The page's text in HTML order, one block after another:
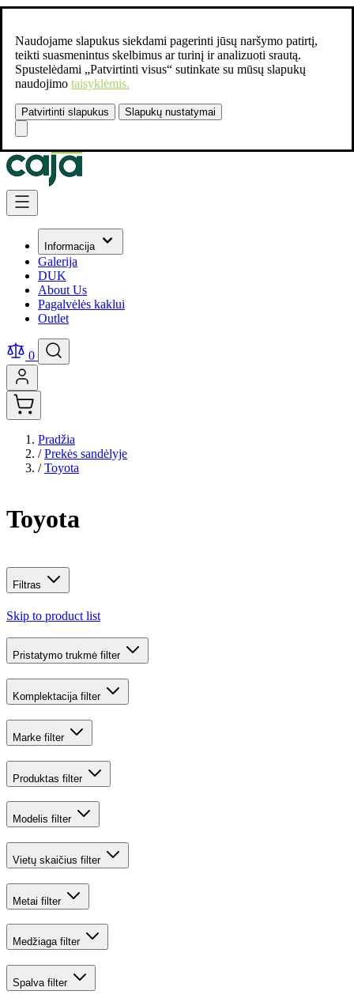
Naudojame slapukus siekdami pagerinti jūsų naršymo patirtį,
teikti suasmenintus skelbimus ar turinį ir analizuoti srautą.
Spustelėdami „Patvirtinti visus“ sutinkate su mūsų slapukų
naudojimo taisyklėmis.
Patvirtinti slapukus Slapukų nustatymai
Susisiekite:
Skip to Content
Informacija
Galerija
DUK
About Us
Pagalvėlės kaklui
Outlet
0
Pradžia
/ Prekės sandėlyje
/ Toyota
Toyota
Filtras
Skip to product list
Pristatymo trukmė filter
Komplektacija filter
Marke filter
Produktas filter
Modelis filter
Vietų skaičius filter
Metai filter
Medžiaga filter
Spalva filter